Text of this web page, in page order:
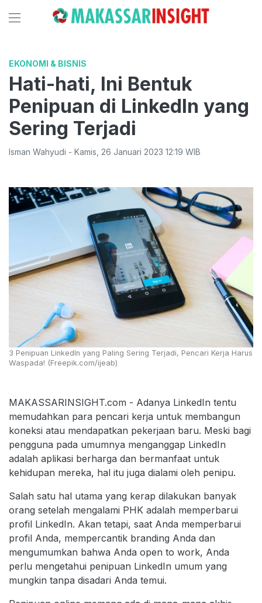
EKONOMI & BISNIS
Hati-hati, Ini Bentuk
Penipuan di LinkedIn yang
Sering Terjadi
Isman Wahyudi - Kamis 26 Januari 2023 12:19 WIB
3 Penipuan LinkedIn yang Paling Sering Terjadi, Pencari Kerja Harus
Waspada! (Freepik.com/ijeab)
MAKASSARINSIGHT.com - Adanya LinkedIn tentu
memudahkan para pencari kerja untuk membangun
koneksi atau mendapatkan pekerjaan baru. Meski bagi
pengguna pada umumnya menganggap LinkedIn
adalah aplikasi berharga dan bermanfaat untuk
kehidupan mereka, hal itu juga dialami oleh penipu.
Salah satu hal utama yang kerap dilakukan banyak
orang setelah mengalami PHK adalah memperbarui
profil LinkedIn. Akan tetapi, saat Anda memperbarui
profil Anda, mempercantik branding Anda dan
mengumumkan bahwa Anda open to work, Anda
perlu mengetahui penipuan LinkedIn umum yang
mungkin tanpa disadari Anda temui.